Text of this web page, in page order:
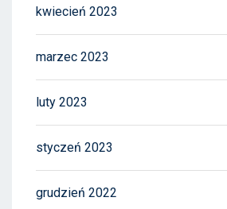
kwiecień 2023
marzec 2023
luty 2023
styczeń 2023
grudzień 2022